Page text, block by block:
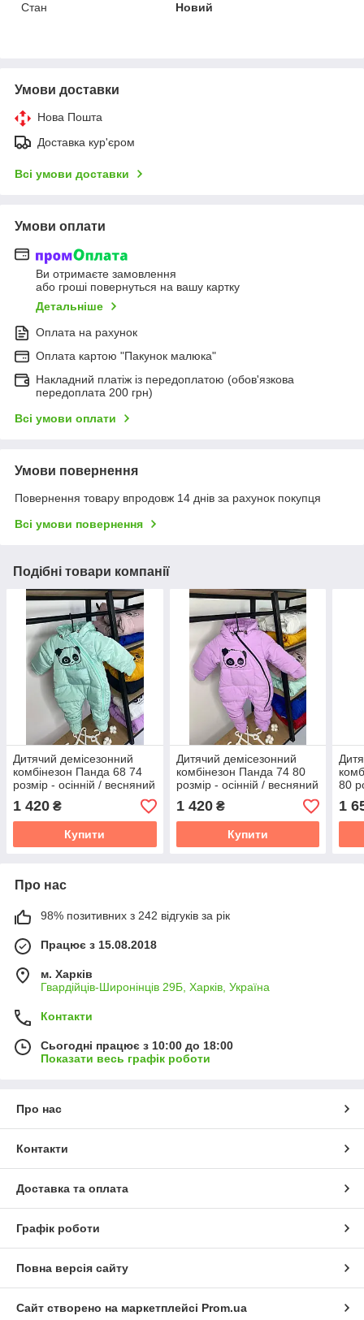
Стан
Новий
Умови доставки
Нова Пошта
Доставка кур'єром
Всі умови доставки
Умови оплати
Ви отримаєте замовлення
або гроші повернуться на вашу картку
Детальніше
Оплата на рахунок
Оплата картою "Пакунок малюка"
Накладний платіж із передоплатою (обов'язкова
передоплата 200 грн)
Всі умови оплати
Умови повернення
Повернення товару впродовж 14 днів за рахунок покупця
Всі умови повернення
Подібні товари компанії
Дитячий демісезонний
комбінезон Панда 68 74
розмір - осінній / весняний
народження
1 420 ₴
Купити
Дитячий демісезонний
комбінезон Панда 74 80
розмір - осінній / весняний
комбінезон для діток від
народження
1 420₴
Купити
80
1
Про нас
98% позитивних з 242 відгуків за рік
Працює з 15.08.2018
м. Харків
Гвардійців-Широнінців 29Б, Харків, Україна
Контакти
Сьогодні працює з 10:00 до 18:00
Показати весь графік роботи
Про нас
Контакти
Доставка та оплата
Графік роботи
Повна версія сайту
Сайт створено на маркетплейсі Prom.ua